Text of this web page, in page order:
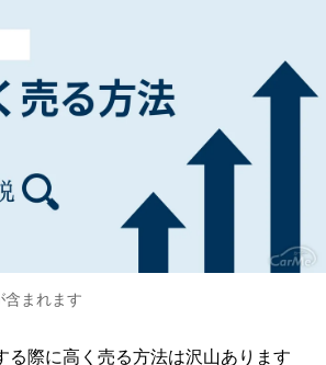
まれます
る際に高く売る方法は沢山あります